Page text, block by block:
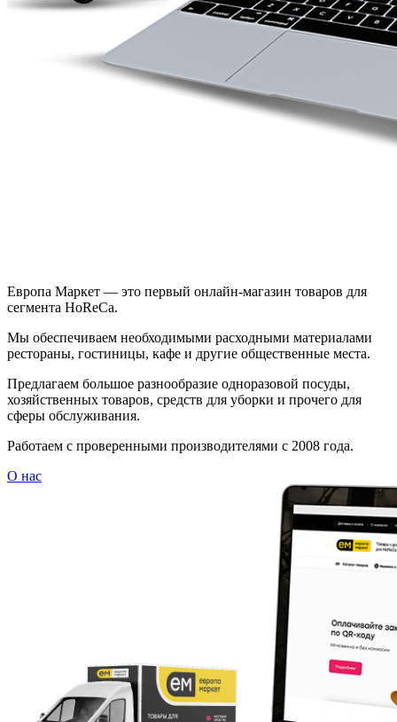
Европа Маркет — это первый онлайн-магазин товаров для
сегмента HoReCa.
Мы обеспечиваем необходимыми расходными материалами
рестораны, гостиницы, кафе и другие общественные места.
Предлагаем большое разнообразие одноразовой посуды,
хозяйственных товаров, средств для уборки и прочего для
сферы обслуживания.
Работаем с проверенными производителями с 2008 года.
О нас